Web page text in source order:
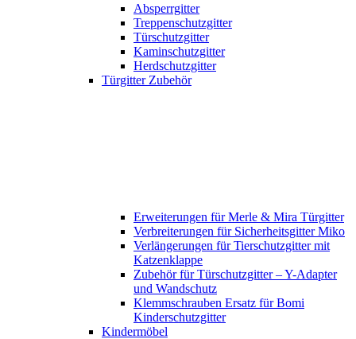
Absperrgitter
Treppenschutzgitter
Türschutzgitter
Kaminschutzgitter
Herdschutzgitter
Türgitter Zubehör
Erweiterungen für Merle & Mira Türgitter
Verbreiterungen für Sicherheitsgitter Miko
Verlängerungen für Tierschutzgitter mit
Katzenklappe
Zubehör für Türschutzgitter – Y-Adapter
und Wandschutz
Klemmschrauben Ersatz für Bomi
Kinderschutzgitter
Kindermöbel